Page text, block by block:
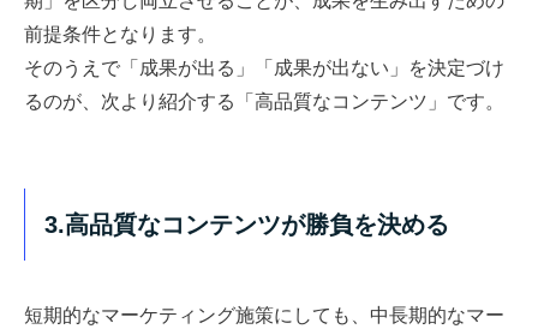
前提条件となります。
そのうえで「成果が出る」「成果が出ない」を決定づけ
るのが、次より紹介する「高品質なコンテンツ」です。
3.高品質なコンテンツが勝負を決める
短期的なマーケティング施策にしても、中長期的なマー